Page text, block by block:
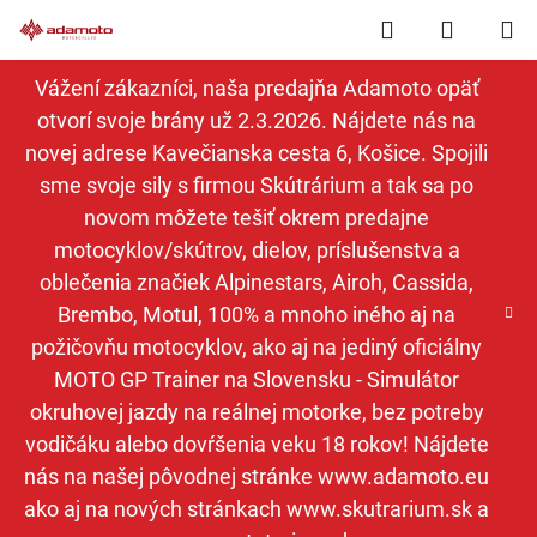
na
obsah
Vážení zákazníci, naša predajňa Adamoto opäť
otvorí svoje brány už 2.3.2026. Nájdete nás na
novej adrese Kavečianska cesta 6, Košice. Spojili
sme svoje sily s firmou Skútrárium a tak sa po
novom môžete tešiť okrem predajne
motocyklov/skútrov, dielov, príslušenstva a
oblečenia značiek Alpinestars, Airoh, Cassida,
Brembo, Motul, 100% a mnoho iného aj na
požičovňu motocyklov, ako aj na jediný oficiálny
MOTO GP Trainer na Slovensku - Simulátor
okruhovej jazdy na reálnej motorke, bez potreby
vodičáku alebo dovŕšenia veku 18 rokov! Nájdete
nás na našej pôvodnej stránke www.adamoto.eu
ako aj na nových stránkach www.skutrarium.sk a
Hľadať
KOŠÍK